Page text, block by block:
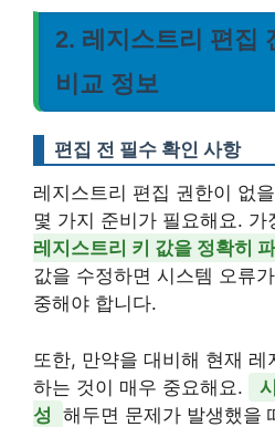
2. 레지스트리 편집
비교 정보
편집 전 필수 확인 사항
레지스트리 편집 권한이 없
몇 가지 준비가 필요해요. 가
레지스트리 키 값을 정확히
값을 수정하면 시스템 오류
중해야 합니다.
또한, 만약을 대비해 현재 레
하는 것이 매우 중요해요.
성 해두면 문제가 발생했을